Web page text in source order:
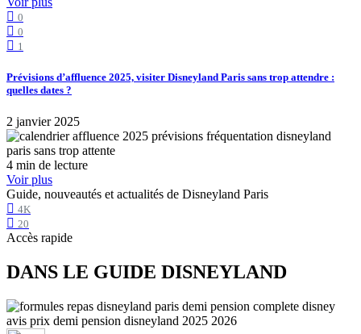
0
0
1
Prévisions d’affluence 2025, visiter Disneyland Paris sans trop attendre :
quelles dates ?
2 janvier 2025
4 min de lecture
Voir plus
Guide, nouveautés et actualités de Disneyland Paris
4K
20
Accès rapide
DANS LE GUIDE DISNEYLAND